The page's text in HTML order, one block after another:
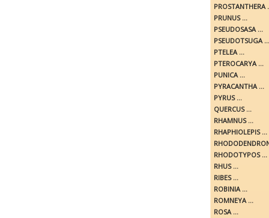
PROSTANTHERA
PRUNUS ...
PSEUDOSASA ...
PSEUDOTSUGA ...
PTELEA ...
PTEROCARYA ...
PUNICA ...
PYRACANTHA ...
PYRUS ...
QUERCUS ...
RHAMNUS ...
RHAPHIOLEPIS ...
RHODOTYPOS ...
RHUS ...
RIBES ...
ROBINIA ...
ROMNEYA ...
ROSA ...